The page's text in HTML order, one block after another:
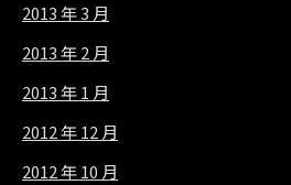
2013 年 3 月
2013 年 2 月
2013 年 1 月
2012 年 12 月
2012 年 10 月